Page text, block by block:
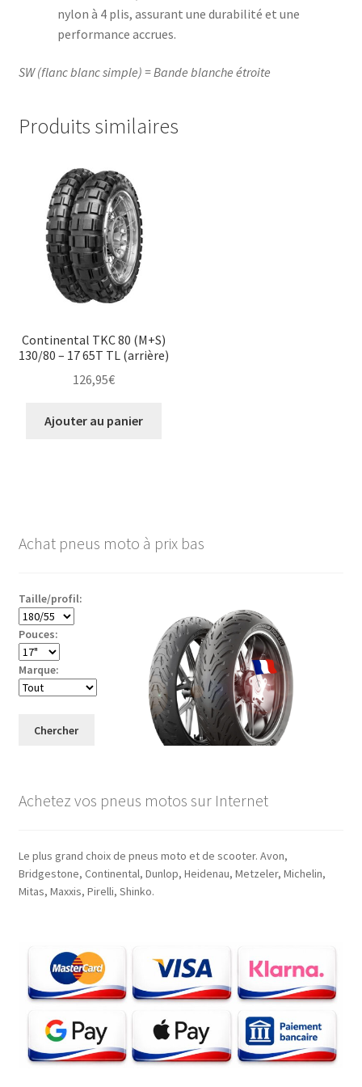
nylon à 4 plis, assurant une durabilité et une
performance accrues.​
SW (flanc blanc simple) = Bande blanche étroite
Produits similaires
Continental TKC 80 (M+S)
130/80 – 17 65T TL (arrière)
126,95€
Ajouter au panier
Achat pneus moto à prix bas
Taille/profil:
Pouces:
Marque:
Chercher
Achetez vos pneus motos sur Internet
Le plus grand choix de pneus moto et de scooter. Avon,
Bridgestone, Continental, Dunlop, Heidenau, Metzeler, Michelin,
Mitas, Maxxis, Pirelli, Shinko.